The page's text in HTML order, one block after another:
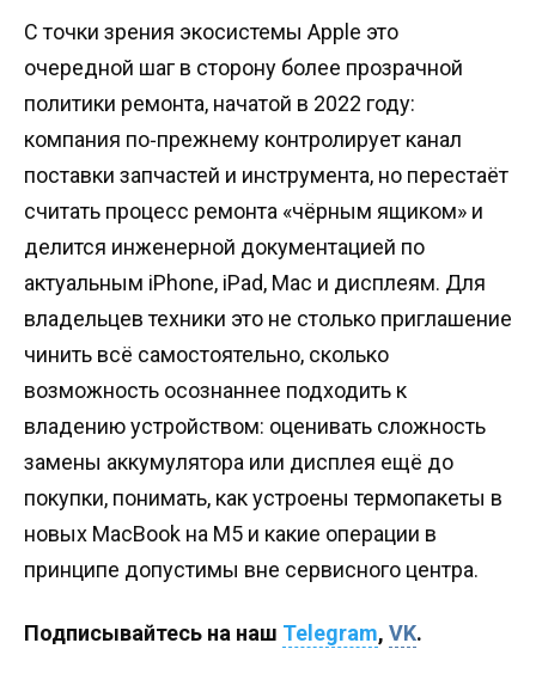
С точки зрения экосистемы Apple это
очередной шаг в сторону более прозрачной
политики ремонта, начатой в 2022 году:
компания по‑прежнему контролирует канал
поставки запчастей и инструмента, но перестаёт
считать процесс ремонта «чёрным ящиком» и
делится инженерной документацией по
актуальным iPhone, iPad, Mac и дисплеям. Для
владельцев техники это не столько приглашение
чинить всё самостоятельно, сколько
возможность осознаннее подходить к
владению устройством: оценивать сложность
замены аккумулятора или дисплея ещё до
покупки, понимать, как устроены термопакеты в
новых MacBook на M5 и какие операции в
принципе допустимы вне сервисного центра.
Подписывайтесь на наш Telegram, VK.